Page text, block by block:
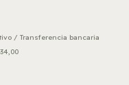
/ Transferencia bancaria